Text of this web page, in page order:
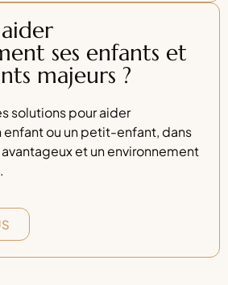
ses enfants et
majeurs ?
solutions pour aider
ou un petit-enfant, dans
et un environnement